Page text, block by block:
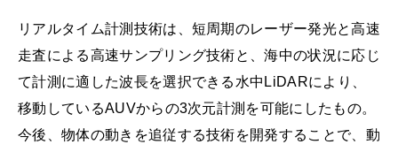
リアルタイム計測技術は、短周期のレーザー発光と高速
走査による高速サンプリング技術と、海中の状況に応じ
て計測に適した波長を選択できる水中LiDARにより、
移動しているAUVからの3次元計測を可能にしたもの。
今後、物体の動きを追従する技術を開発することで、動